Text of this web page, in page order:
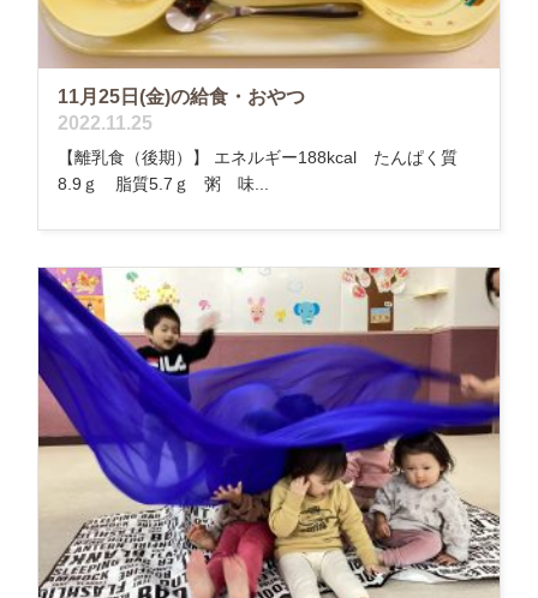
11月25日(金)の給食・おやつ
2022.11.25
【離乳食（後期）】 エネルギー188kcal たんぱく質
8.9ｇ 脂質5.7ｇ 粥 味...